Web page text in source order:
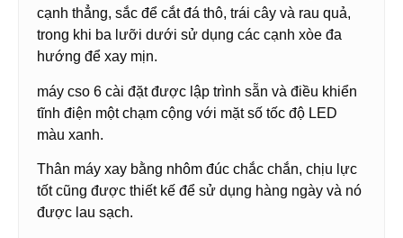
cạnh thẳng, sắc để cắt đá thô, trái cây và rau quả,
trong khi ba lưỡi dưới sử dụng các cạnh xòe đa
hướng để xay mịn.
máy cso 6 cài đặt được lập trình sẵn và điều khiển
tĩnh điện một chạm cộng với mặt số tốc độ LED
màu xanh.
Thân máy xay bằng nhôm đúc chắc chắn, chịu lực
tốt cũng được thiết kế để sử dụng hàng ngày và nó
được lau sạch.